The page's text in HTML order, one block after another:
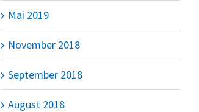
Mai 2019
November 2018
September 2018
August 2018